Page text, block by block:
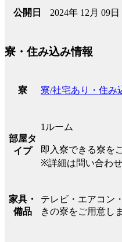
公開日 2024年 12月 09日
寮・住み込み情報
寮 寮/社宅あり・住み
部屋タ
イプ
1ルーム
即入寮できる寮を
※詳細は問い合わ
家具・
備品
テレビ・エアコン
きの寮をご用意し